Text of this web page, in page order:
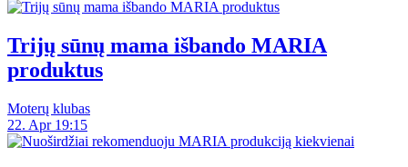
Trijų sūnų mama išbando MARIA
produktus
Moterų klubas
22. Apr 19:15